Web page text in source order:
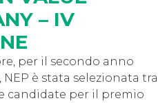
– IV
per il secondo anno
NEP è stata selezionata tra
candidate per il premio